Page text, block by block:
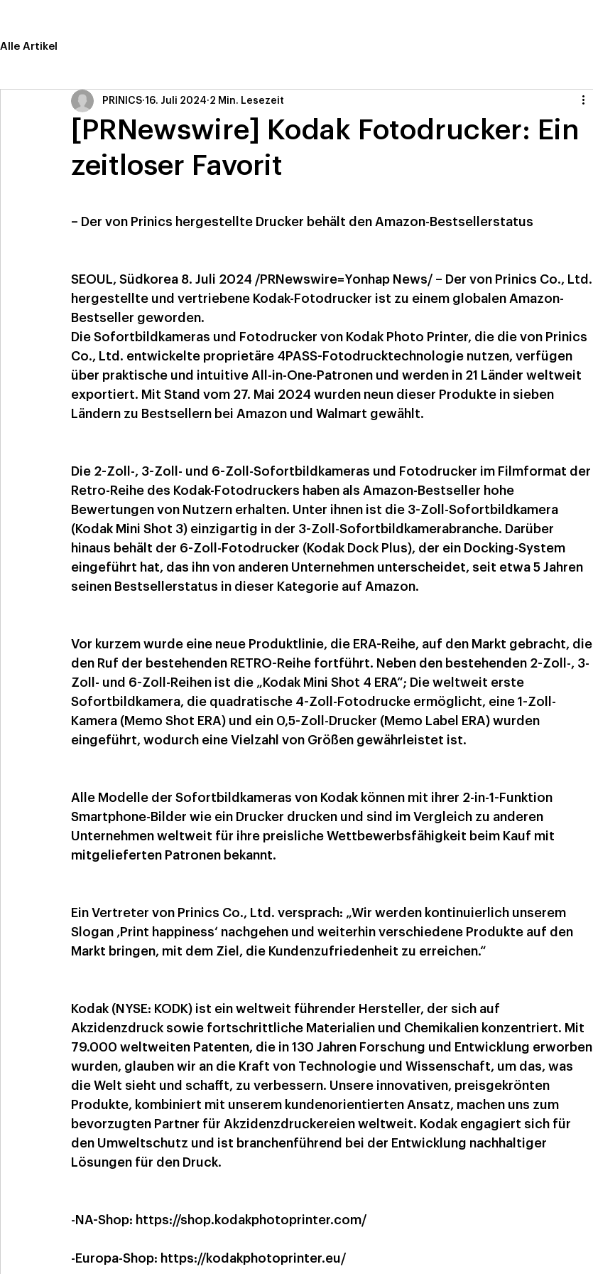
Alle Artikel
[PRNewswire] Kodak Fotodrucker: Ein
zeitloser Favorit
PRINICS 16. Juli 2024 2 Min. Lesezeit
– Der von Prinics hergestellte Drucker behält den Amazon-Bestsellerstatus
SEOUL, Südkorea 8. Juli 2024 /PRNewswire=Yonhap News/ – Der von Prinics Co., Ltd.
hergestellte und vertriebene Kodak-Fotodrucker ist zu einem globalen Amazon-
Bestseller geworden.
Die Sofortbildkameras und Fotodrucker von Kodak Photo Printer, die die von Prinics
Co., Ltd. entwickelte proprietäre 4PASS-Fotodrucktechnologie nutzen, verfügen
über praktische und intuitive All-in-One-Patronen und werden in 21 Länder weltweit
exportiert. Mit Stand vom 27. Mai 2024 wurden neun dieser Produkte in sieben
Ländern zu Bestsellern bei Amazon und Walmart gewählt.
Die 2-Zoll-, 3-Zoll- und 6-Zoll-Sofortbildkameras und Fotodrucker im Filmformat der
Retro-Reihe des Kodak-Fotodruckers haben als Amazon-Bestseller hohe
Bewertungen von Nutzern erhalten. Unter ihnen ist die 3-Zoll-Sofortbildkamera
(Kodak Mini Shot 3) einzigartig in der 3-Zoll-Sofortbildkamerabranche. Darüber
hinaus behält der 6-Zoll-Fotodrucker (Kodak Dock Plus), der ein Docking-System
eingeführt hat, das ihn von anderen Unternehmen unterscheidet, seit etwa 5 Jahren
seinen Bestsellerstatus in dieser Kategorie auf Amazon.
Vor kurzem wurde eine neue Produktlinie, die ERA-Reihe, auf den Markt gebracht, die
den Ruf der bestehenden RETRO-Reihe fortführt. Neben den bestehenden 2-Zoll-, 3-
Zoll- und 6-Zoll-Reihen ist die „Kodak Mini Shot 4 ERA“; Die weltweit erste
Sofortbildkamera, die quadratische 4-Zoll-Fotodrucke ermöglicht, eine 1-Zoll-
Kamera (Memo Shot ERA) und ein 0,5-Zoll-Drucker (Memo Label ERA) wurden
eingeführt, wodurch eine Vielzahl von Größen gewährleistet ist.
Alle Modelle der Sofortbildkameras von Kodak können mit ihrer 2-in-1-Funktion
Smartphone-Bilder wie ein Drucker drucken und sind im Vergleich zu anderen
Unternehmen weltweit für ihre preisliche Wettbewerbsfähigkeit beim Kauf mit
mitgelieferten Patronen bekannt.
Ein Vertreter von Prinics Co., Ltd. versprach: „Wir werden kontinuierlich unserem
Slogan ‚Print happiness‘ nachgehen und weiterhin verschiedene Produkte auf den
Markt bringen, mit dem Ziel, die Kundenzufriedenheit zu erreichen.“
Kodak (NYSE: KODK) ist ein weltweit führender Hersteller, der sich auf
Akzidenzdruck sowie fortschrittliche Materialien und Chemikalien konzentriert. Mit
79.000 weltweiten Patenten, die in 130 Jahren Forschung und Entwicklung erworben
wurden, glauben wir an die Kraft von Technologie und Wissenschaft, um das, was
die Welt sieht und schafft, zu verbessern. Unsere innovativen, preisgekrönten
Produkte, kombiniert mit unserem kundenorientierten Ansatz, machen uns zum
bevorzugten Partner für Akzidenzdruckereien weltweit. Kodak engagiert sich für
den Umweltschutz und ist branchenführend bei der Entwicklung nachhaltiger
Lösungen für den Druck.
-NA-Shop: https://shop.kodakphotoprinter.com/
-Europa-Shop: https://kodakphotoprinter.eu/